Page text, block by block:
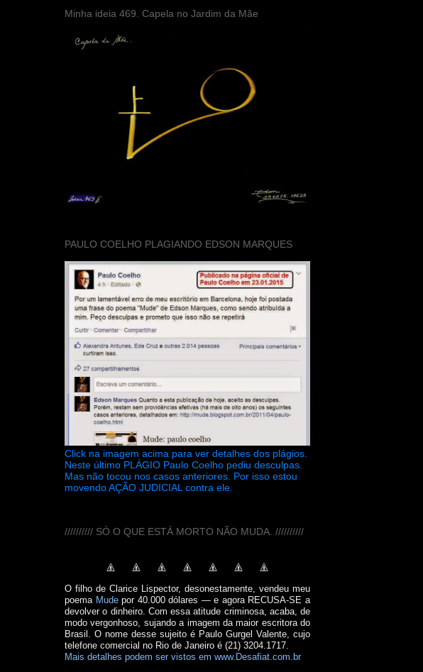
Minha ideia 469. Capela no Jardim da Mãe
PAULO COELHO PLAGIANDO EDSON MARQUES
Click na imagem acima para ver detalhes dos plágios.
Neste último PLÁGIO Paulo Coelho pediu desculpas.
Mas não tocou nos casos anteriores. Por isso estou
movendo AÇÃO JUDICIAL contra ele.
////////// SÓ O QUE ESTÁ MORTO NÃO MUDA. //////////
O filho de Clarice Lispector, desonestamente, vendeu meu
poema Mudepor 40.000 dólares — e agora RECUSA-SE a
devolver o dinheiro. Com essa atitude criminosa, acaba, de
modo vergonhoso, sujando a imagem da maior escritora do
Brasil. O nome desse sujeito é Paulo Gurgel Valente, cujo
telefone comercial no Rio de Janeiro é (21) 3204.1717.
Mais detalhes podem ser vistos em www.Desafiat.com.br